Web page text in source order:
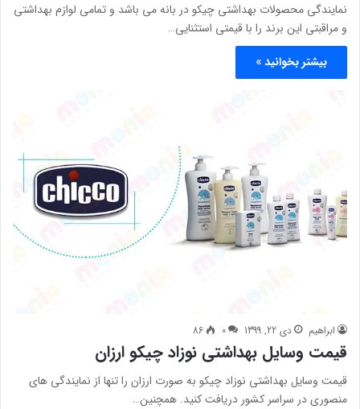
نمایندگی محصولات بهداشتی چیکو در بانه می باشد و تمامی لوازم بهداشتی
و مراقبتی این برند را با قیمتی استثنایی…
بیشتر بخوانید »
ابراهیم دی 22, 1399 0
86
قیمت وسایل بهداشتی نوزاد چیکو ارزان
قیمت وسایل بهداشتی نوزاد چیکو به صورت ارزان را تنها از نمایندگی های
منصوری در سراسر کشور دریافت کنید. همچنین…